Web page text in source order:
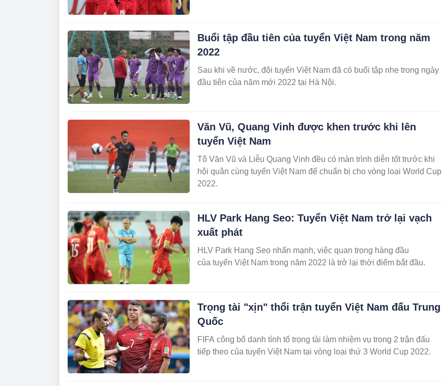
Buổi tập đầu tiên của tuyển Việt Nam trong năm
2022
Sau khi về nước, đội tuyển Việt Nam đã có buổi tập nhẹ trong ngày
đầu tiên của năm mới 2022 tại Hà Nội.
Văn Vũ, Quang Vinh được khen trước khi lên
tuyển Việt Nam
Tô Văn Vũ và Liễu Quang Vinh đều có màn trình diễn tốt trước khi
hội quân cùng tuyển Việt Nam để chuẩn bị cho vòng loại World Cup
2022.
HLV Park Hang Seo: Tuyển Việt Nam trở lại vạch
xuất phát
HLV Park Hang Seo nhấn mạnh, việc quan trọng hàng đầu
của tuyển Việt Nam trong năm 2022 là trở lại thời điểm bắt đầu.
Trọng tài "xịn" thổi trận tuyển Việt Nam đấu Trung
Quốc
FIFA công bố danh tính tổ trọng tài làm nhiệm vụ trong 2 trận đấu
tiếp theo của tuyển Việt Nam tại vòng loại thứ 3 World Cup 2022.